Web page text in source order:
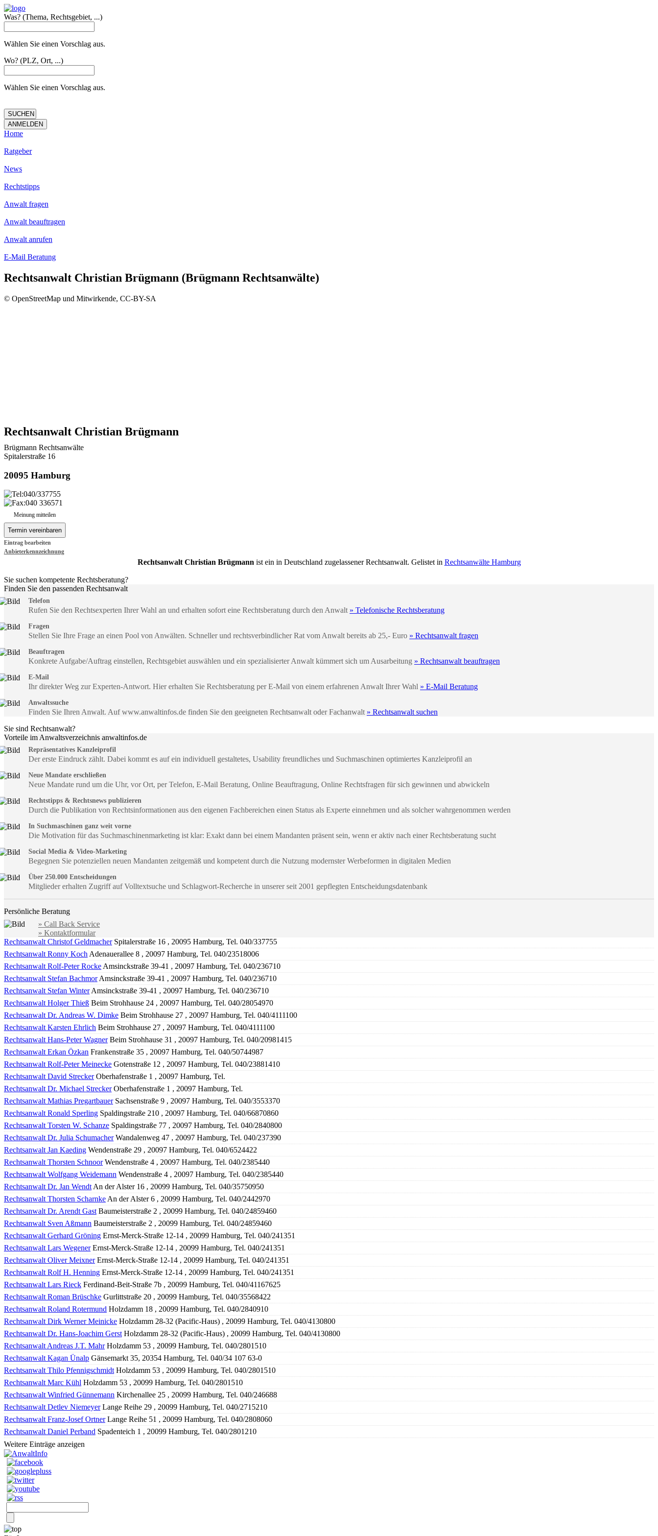
Was? (Thema, Rechtsgebiet, ...)
Wählen Sie einen Vorschlag aus.
Wo? (PLZ, Ort, ...)
Wählen Sie einen Vorschlag aus.
Home
Ratgeber
News
Rechtstipps
Anwalt fragen
Anwalt beauftragen
Anwalt anrufen
E-Mail Beratung
Rechtsanwalt Christian Brügmann (Brügmann Rechtsanwälte)
© OpenStreetMap und Mitwirkende, CC-BY-SA
Rechtsanwalt Christian Brügmann
Brügmann Rechtsanwälte
Spitalerstraße 16
20095 Hamburg
040/337755
040 336571
Meinung mitteilen
Eintrag bearbeiten
Anbieterkennzeichnung
Rechtsanwalt Christian Brügmann ist ein in Deutschland zugelassener Rechtsanwalt. Gelistet in Rechtsanwälte Hamburg
Sie suchen kompetente Rechtsberatung?
Finden Sie den passenden Rechtsanwalt
Telefon
Rufen Sie den Rechtsexperten Ihrer Wahl an und erhalten sofort eine Rechtsberatung durch den Anwalt » Telefonische Rechtsberatung
Fragen
Stellen Sie Ihre Frage an einen Pool von Anwälten. Schneller und rechtsverbindlicher Rat vom Anwalt bereits ab 25,- Euro » Rechtsanwalt fragen
Beauftragen
Konkrete Aufgabe/Auftrag einstellen, Rechtsgebiet auswählen und ein spezialisierter Anwalt kümmert sich um Ausarbeitung » Rechtsanwalt beauftragen
E-Mail
Ihr direkter Weg zur Experten-Antwort. Hier erhalten Sie Rechtsberatung per E-Mail von einem erfahrenen Anwalt Ihrer Wahl » E-Mail Beratung
Anwaltssuche
Finden Sie Ihren Anwalt. Auf www.anwaltinfos.de finden Sie den geeigneten Rechtsanwalt oder Fachanwalt » Rechtsanwalt suchen
Sie sind Rechtsanwalt?
Vorteile im Anwaltsverzeichnis anwaltinfos.de
Repräsentatives Kanzleiprofil
Der erste Eindruck zählt. Dabei kommt es auf ein individuell gestaltetes, Usability freundliches und Suchmaschinen optimiertes Kanzleiprofil an
Neue Mandate erschließen
Neue Mandate rund um die Uhr, vor Ort, per Telefon, E-Mail Beratung, Online Beauftragung, Online Rechtsfragen für sich gewinnen und abwickeln
Rechtstipps & Rechtsnews publizieren
Durch die Publikation von Rechtsinformationen aus den eigenen Fachbereichen einen Status als Experte einnehmen und als solcher wahrgenommen werden
In Suchmaschinen ganz weit vorne
Die Motivation für das Suchmaschinenmarketing ist klar: Exakt dann bei einem Mandanten präsent sein, wenn er aktiv nach einer Rechtsberatung sucht
Social Media & Video-Marketing
Begegnen Sie potenziellen neuen Mandanten zeitgemäß und kompetent durch die Nutzung modernster Werbeformen in digitalen Medien
Über 250.000 Entscheidungen
Mitglieder erhalten Zugriff auf Volltextsuche und Schlagwort-Recherche in unserer seit 2001 gepflegten Entscheidungsdatenbank
Persönliche Beratung
» Call Back Service
» Kontaktformular
Rechtsanwalt Christof GeldmacherSpitalerstraße 16 , 20095 Hamburg, Tel. 040/337755
Rechtsanwalt Ronny Koch Adenauerallee 8 , 20097 Hamburg, Tel. 040/23518006
Rechtsanwalt Rolf-Peter Rocke Amsinckstraße 39-41 , 20097 Hamburg, Tel. 040/236710
Rechtsanwalt Stefan BachmorAmsinckstraße 39-41 , 20097 Hamburg, Tel. 040/236710
Rechtsanwalt Stefan WinterAmsinckstraße 39-41 , 20097 Hamburg, Tel. 040/236710
Rechtsanwalt Holger Thieß Beim Strohhause 24 , 20097 Hamburg, Tel. 040/28054970
Rechtsanwalt Dr. Andreas W. Dimke Beim Strohhause 27 , 20097 Hamburg, Tel. 040/4111100
Rechtsanwalt Karsten Ehrlich Beim Strohhause 27 , 20097 Hamburg, Tel. 040/4111100
Rechtsanwalt Hans-Peter WagnerBeim Strohhause 31 , 20097 Hamburg, Tel. 040/20981415
Rechtsanwalt Erkan Özkan Frankenstraße 35 , 20097 Hamburg, Tel. 040/50744987
Rechtsanwalt Rolf-Peter Meinecke Gotenstraße 12 , 20097 Hamburg, Tel. 040/23881410
Rechtsanwalt David StreckerOberhafenstraße 1 , 20097 Hamburg, Tel.
Rechtsanwalt Dr. Michael StreckerOberhafenstraße 1 , 20097 Hamburg, Tel.
Rechtsanwalt Mathias PregartbauerSachsenstraße 9 , 20097 Hamburg, Tel. 040/3553370
Rechtsanwalt Ronald Sperling Spaldingstraße 210 , 20097 Hamburg, Tel. 040/66870860
Rechtsanwalt Torsten W. Schanze Spaldingstraße 77 , 20097 Hamburg, Tel. 040/2840800
Rechtsanwalt Dr. Julia SchumacherWandalenweg 47 , 20097 Hamburg, Tel. 040/237390
Rechtsanwalt Jan Kaeding Wendenstraße 29 , 20097 Hamburg, Tel. 040/6524422
Rechtsanwalt Thorsten SchnoorWendenstraße 4 , 20097 Hamburg, Tel. 040/2385440
Rechtsanwalt Wolfgang Weidemann Wendenstraße 4 , 20097 Hamburg, Tel. 040/2385440
Rechtsanwalt Dr. Jan Wendt An der Alster 16 , 20099 Hamburg, Tel. 040/35750950
Rechtsanwalt Thorsten Scharnke An der Alster 6 , 20099 Hamburg, Tel. 040/2442970
Rechtsanwalt Dr. Arendt Gast Baumeisterstraße 2 , 20099 Hamburg, Tel. 040/24859460
Rechtsanwalt Sven Aßmann Baumeisterstraße 2 , 20099 Hamburg, Tel. 040/24859460
Rechtsanwalt Gerhard Gröning Ernst-Merck-Straße 12-14 , 20099 Hamburg, Tel. 040/241351
Rechtsanwalt Lars WegenerErnst-Merck-Straße 12-14 , 20099 Hamburg, Tel. 040/241351
Rechtsanwalt Oliver MeixnerErnst-Merck-Straße 12-14 , 20099 Hamburg, Tel. 040/241351
Rechtsanwalt Rolf H. Henning Ernst-Merck-Straße 12-14 , 20099 Hamburg, Tel. 040/241351
Rechtsanwalt Lars Rieck Ferdinand-Beit-Straße 7b , 20099 Hamburg, Tel. 040/41167625
Rechtsanwalt Roman Brüschke Gurlittstraße 20 , 20099 Hamburg, Tel. 040/35568422
Rechtsanwalt Roland Rotermund Holzdamm 18 , 20099 Hamburg, Tel. 040/2840910
Rechtsanwalt Dirk Werner Meinicke Holzdamm 28-32 (Pacific-Haus) , 20099 Hamburg, Tel. 040/4130800
Rechtsanwalt Dr. Hans-Joachim Gerst Holzdamm 28-32 (Pacific-Haus) , 20099 Hamburg, Tel. 040/4130800
Rechtsanwalt Andreas J.T. MahrHolzdamm 53 , 20099 Hamburg, Tel. 040/2801510
Rechtsanwalt Kagan Ünalp Gänsemarkt 35, 20354 Hamburg, Tel. 040/34 107 63-0
Rechtsanwalt Thilo Pfennigschmidt Holzdamm 53 , 20099 Hamburg, Tel. 040/2801510
Rechtsanwalt Marc Kühl Holzdamm 53 , 20099 Hamburg, Tel. 040/2801510
Rechtsanwalt Winfried Günnemann Kirchenallee 25 , 20099 Hamburg, Tel. 040/246688
Rechtsanwalt Detlev NiemeyerLange Reihe 29 , 20099 Hamburg, Tel. 040/2715210
Rechtsanwalt Franz-Josef OrtnerLange Reihe 51 , 20099 Hamburg, Tel. 040/2808060
Rechtsanwalt Daniel Perband Spadenteich 1 , 20099 Hamburg, Tel. 040/2801210
Weitere Einträge anzeigen